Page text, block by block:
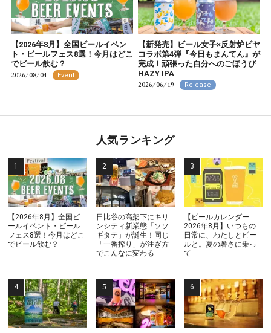
【2026年8月】全国ビールイベン
ト・ビールフェス8選！今月はどこ
でビール飲む？
2026/08/04 Event
【新発売】ビール女子×反射炉ビヤ
コラボ第4弾『今日もまんてん』が
完成！頑張った自分へのごほうび
HAZY IPA
2026/06/19 Release
人気ランキング
【2026年8月】全国ビ
ールイベント・ビール
フェス8選！今月はどこ
でビール飲む？
日比谷の高架下にキリ
ンシティ新業態「ソソ
ギタテ」が誕生！同じ
「一番搾り」が注ぎ方
でこんなに変わる
【ビールカレンダー
2026年8月】いつもの
日常に、わたしとビー
ルと。夏の暑さに乗っ
て